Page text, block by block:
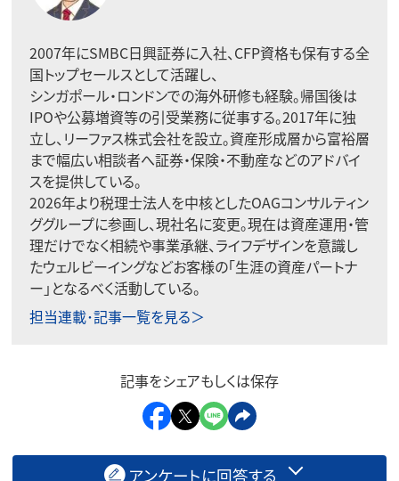
2007年にSMBC日興証券に入社、CFP資格も保有する全
国トップセールスとして活躍し、
シンガポール・ロンドンでの海外研修も経験。帰国後は
IPOや公募増資等の引受業務に従事する。2017年に独
立し、リーファス株式会社を設立。資産形成層から富裕層
まで幅広い相談者へ証券・保険・不動産などのアドバイ
スを提供している。
2026年より税理士法人を中核としたOAGコンサルティン
ググループに参画し、現社名に変更。現在は資産運用・管
理だけでなく相続や事業承継、ライフデザインを意識し
たウェルビーイングなどお客様の「生涯の資産パートナ
ー」となるべく活動している。
担当連載･記事一覧を見る＞
記事をシェアもしくは保存
アンケートに回答する